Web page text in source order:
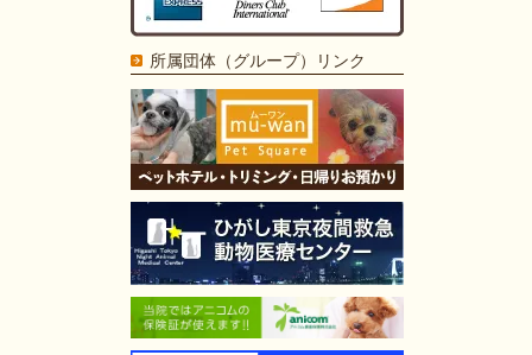
所属団体（グループ）リンク